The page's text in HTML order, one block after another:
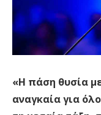
«Η πάση θυσία
αναγκαία για